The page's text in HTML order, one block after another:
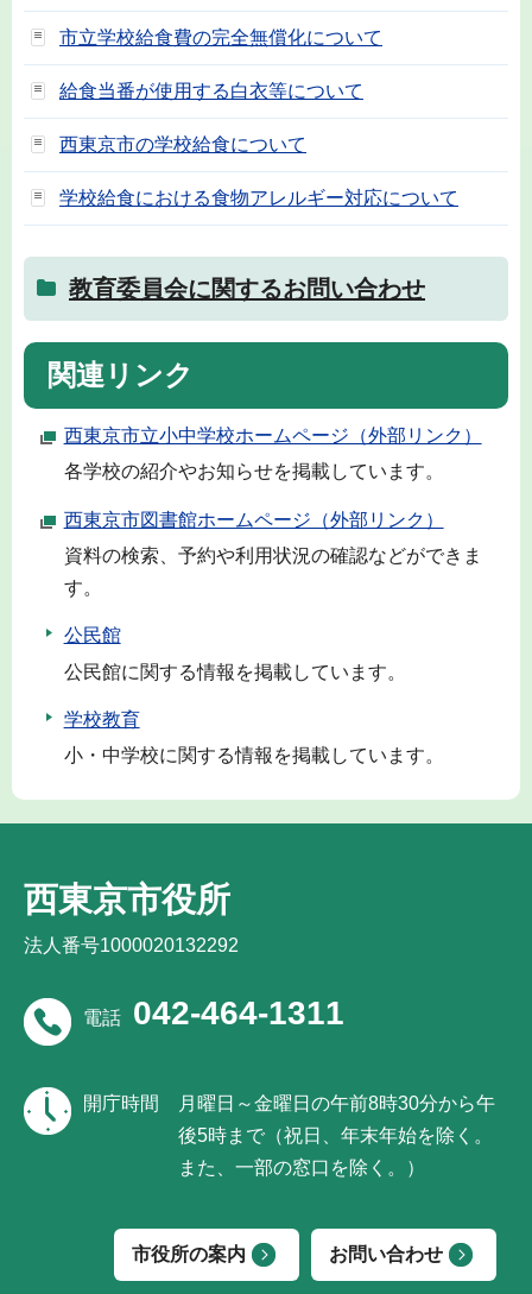
市立学校給食費の完全無償化について
給食当番が使用する白衣等について
西東京市の学校給食について
学校給食における食物アレルギー対応について
教育委員会に関するお問い合わせ
関連リンク
西東京市立小中学校ホームページ（外部リンク）
各学校の紹介やお知らせを掲載しています。
西東京市図書館ホームページ（外部リンク）
資料の検索、予約や利用状況の確認などができま
す。
公民館
公民館に関する情報を掲載しています。
学校教育
小・中学校に関する情報を掲載しています。
西東京市役所
法人番号1000020132292
電話 042-464-1311
開庁時間
月曜日～金曜日の午前8時30分から午
後5時まで（祝日、年末年始を除く。
また、一部の窓口を除く。）
市役所の案内 お問い合わせ